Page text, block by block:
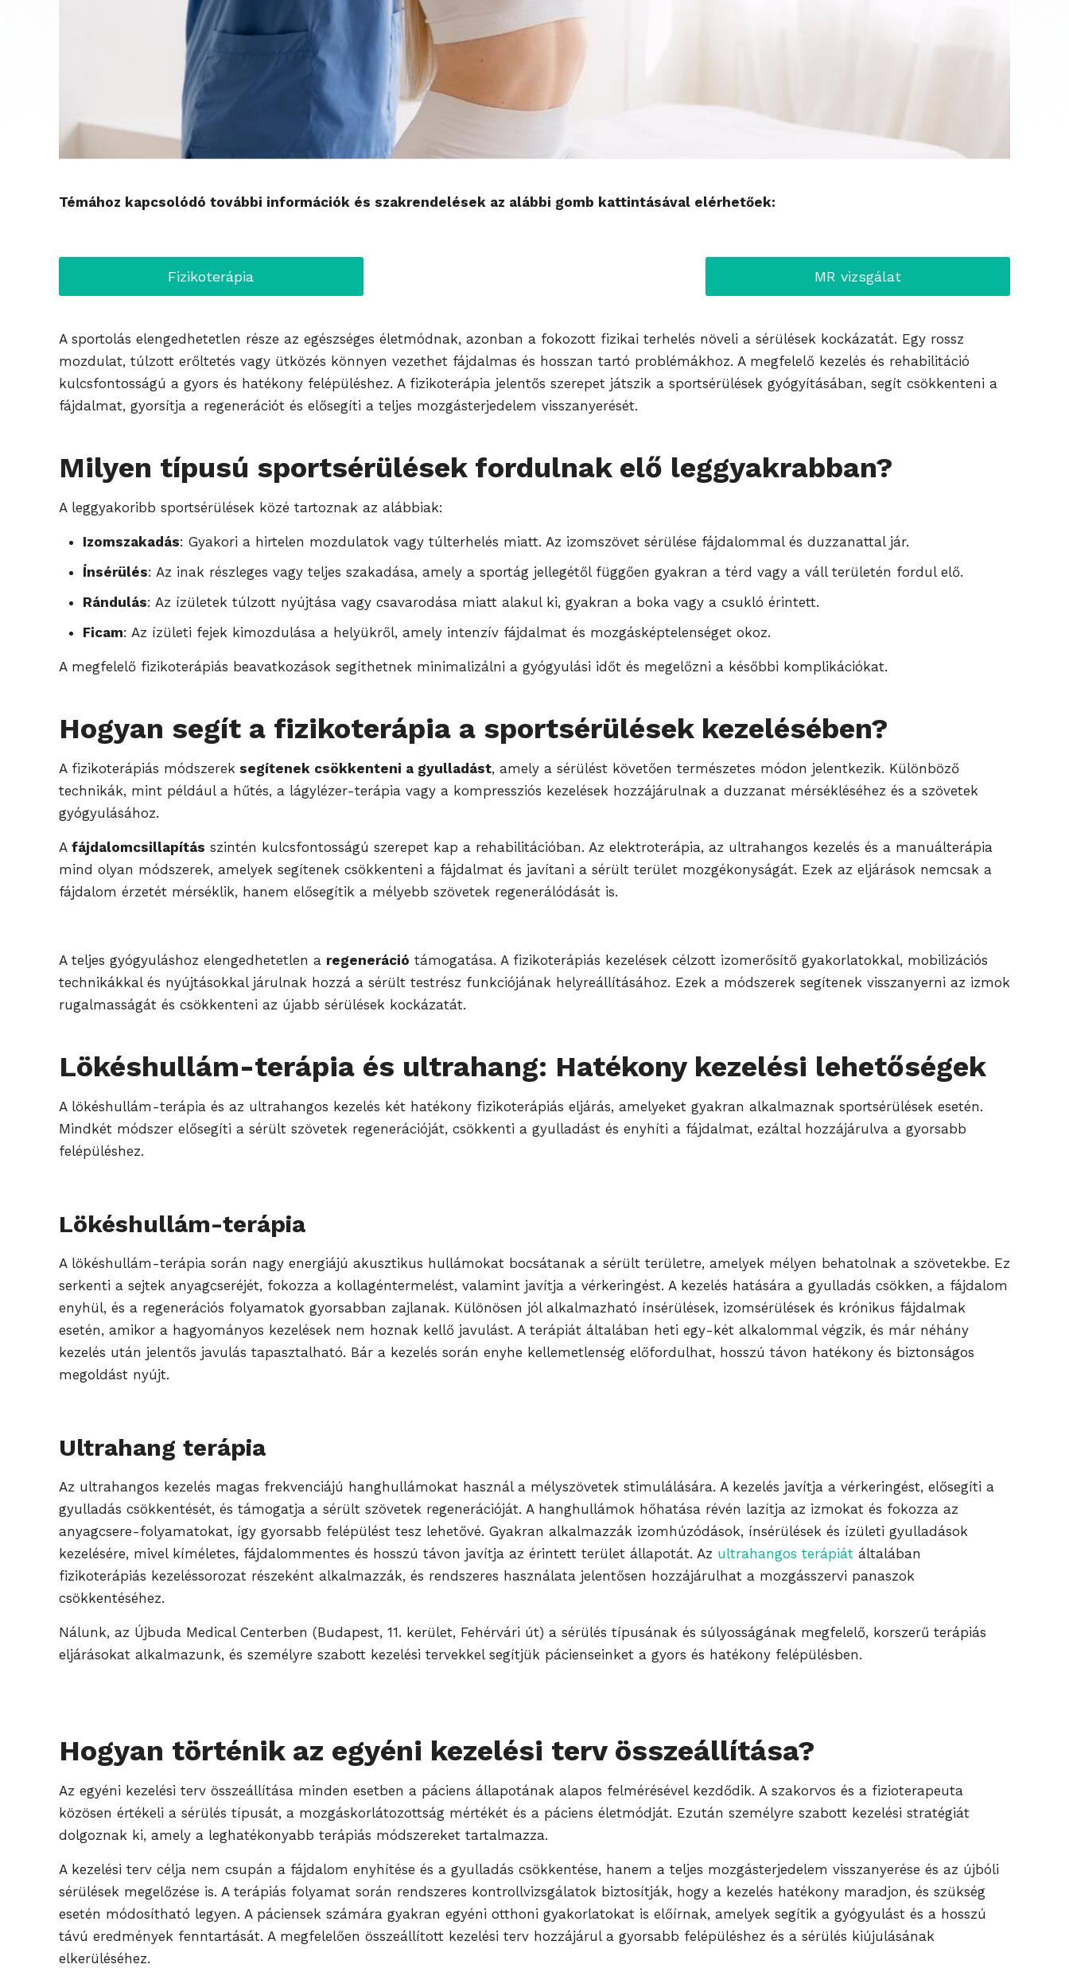
Témához kapcsolódó további információk és szakrendelések az alábbi gomb kattintásával elérhetőek:
Fizikoterápia MR vizsgálat
A sportolás elengedhetetlen része az egészséges életmódnak, azonban a fokozott fizikai terhelés növeli a sérülések kockázatát. Egy rossz
mozdulat, túlzott erőltetés vagy ütközés könnyen vezethet fájdalmas és hosszan tartó problémákhoz. A megfelelő kezelés és rehabilitáció
kulcsfontosságú a gyors és hatékony felépüléshez. A fizikoterápia jelentős szerepet játszik a sportsérülések gyógyításában, segít csökkenteni a
fájdalmat, gyorsítja a regenerációt és elősegíti a teljes mozgásterjedelem visszanyerését.
Milyen típusú sportsérülések fordulnak elő leggyakrabban?
A leggyakoribb sportsérülések közé tartoznak az alábbiak:
Izomszakadás: Gyakori a hirtelen mozdulatok vagy túlterhelés miatt. Az izomszövet sérülése fájdalommal és duzzanattal jár.
Ínsérülés: Az inak részleges vagy teljes szakadása, amely a sportág jellegétől függően gyakran a térd vagy a váll területén fordul elő.
Rándulás: Az ízületek túlzott nyújtása vagy csavarodása miatt alakul ki, gyakran a boka vagy a csukló érintett.
Ficam: Az ízületi fejek kimozdulása a helyükről, amely intenzív fájdalmat és mozgásképtelenséget okoz.
A megfelelő fizikoterápiás beavatkozások segíthetnek minimalizálni a gyógyulási időt és megelőzni a későbbi komplikációkat.
Hogyan segít a fizikoterápia a sportsérülések kezelésében?
A fizikoterápiás módszerek segítenek csökkenteni a gyulladást, amely a sérülést követően természetes módon jelentkezik. Különböző
technikák, mint például a hűtés, a lágylézer-terápia vagy a kompressziós kezelések hozzájárulnak a duzzanat mérsékléséhez és a szövetek
gyógyulásához.
A fájdalomcsillapítás szintén kulcsfontosságú szerepet kap a rehabilitációban. Az elektroterápia, az ultrahangos kezelés és a manuálterápia
mind olyan módszerek, amelyek segítenek csökkenteni a fájdalmat és javítani a sérült terület mozgékonyságát. Ezek az eljárások nemcsak a
fájdalom érzetét mérséklik, hanem elősegítik a mélyebb szövetek regenerálódását is.
A teljes gyógyuláshoz elengedhetetlen a regeneráció támogatása. A fizikoterápiás kezelések célzott izomerősítő gyakorlatokkal, mobilizációs
technikákkal és nyújtásokkal járulnak hozzá a sérült testrész funkciójának helyreállításához. Ezek a módszerek segítenek visszanyerni az izmok
rugalmasságát és csökkenteni az újabb sérülések kockázatát.
Lökéshullám-terápia és ultrahang: Hatékony kezelési lehetőségek
A lökéshullám-terápia és az ultrahangos kezelés két hatékony fizikoterápiás eljárás, amelyeket gyakran alkalmaznak sportsérülések esetén.
Mindkét módszer elősegíti a sérült szövetek regenerációját, csökkenti a gyulladást és enyhíti a fájdalmat, ezáltal hozzájárulva a gyorsabb
felépüléshez.
Lökéshullám-terápia
A lökéshullám-terápia során nagy energiájú akusztikus hullámokat bocsátanak a sérült területre, amelyek mélyen behatolnak a szövetekbe. Ez
serkenti a sejtek anyagcseréjét, fokozza a kollagéntermelést, valamint javítja a vérkeringést. A kezelés hatására a gyulladás csökken, a fájdalom
enyhül, és a regenerációs folyamatok gyorsabban zajlanak. Különösen jól alkalmazható ínsérülések, izomsérülések és krónikus fájdalmak
esetén, amikor a hagyományos kezelések nem hoznak kellő javulást. A terápiát általában heti egy-két alkalommal végzik, és már néhány
kezelés után jelentős javulás tapasztalható. Bár a kezelés során enyhe kellemetlenség előfordulhat, hosszú távon hatékony és biztonságos
megoldást nyújt.
Ultrahang terápia
Az ultrahangos kezelés magas frekvenciájú hanghullámokat használ a mélyszövetek stimulálására. A kezelés javítja a vérkeringést, elősegíti a
gyulladás csökkentését, és támogatja a sérült szövetek regenerációját. A hanghullámok hőhatása révén lazítja az izmokat és fokozza az
anyagcsere-folyamatokat, így gyorsabb felépülést tesz lehetővé. Gyakran alkalmazzák izomhúzódások, ínsérülések és ízületi gyulladások
kezelésére, mivel kíméletes, fájdalommentes és hosszú távon javítja az érintett terület állapotát. Az ultrahangos terápiát általában
fizikoterápiás kezeléssorozat részeként alkalmazzák, és rendszeres használata jelentősen hozzájárulhat a mozgásszervi panaszok
csökkentéséhez.
Nálunk, az Újbuda Medical Centerben (Budapest, 11. kerület, Fehérvári út) a sérülés típusának és súlyosságának megfelelő, korszerű terápiás
eljárásokat alkalmazunk, és személyre szabott kezelési tervekkel segítjük pácienseinket a gyors és hatékony felépülésben.
Hogyan történik az egyéni kezelési terv összeállítása?
Az egyéni kezelési terv összeállítása minden esetben a páciens állapotának alapos felmérésével kezdődik. A szakorvos és a fizioterapeuta
közösen értékeli a sérülés típusát, a mozgáskorlátozottság mértékét és a páciens életmódját. Ezután személyre szabott kezelési stratégiát
dolgoznak ki, amely a leghatékonyabb terápiás módszereket tartalmazza.
A kezelési terv célja nem csupán a fájdalom enyhítése és a gyulladás csökkentése, hanem a teljes mozgásterjedelem visszanyerése és az újbóli
sérülések megelőzése is. A terápiás folyamat során rendszeres kontrollvizsgálatok biztosítják, hogy a kezelés hatékony maradjon, és szükség
esetén módosítható legyen. A páciensek számára gyakran egyéni otthoni gyakorlatokat is előírnak, amelyek segítik a gyógyulást és a hosszú
távú eredmények fenntartását. A megfelelően összeállított kezelési terv hozzájárul a gyorsabb felépüléshez és a sérülés kiújulásának
elkerüléséhez.